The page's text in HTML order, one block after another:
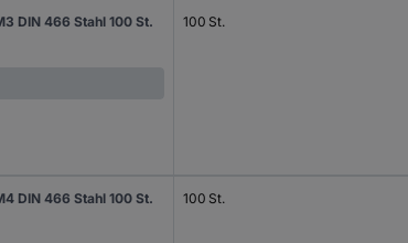
DIN 466 Stahl 100 St. 100 St.
DIN 466 Stahl 100 St. 100 St.